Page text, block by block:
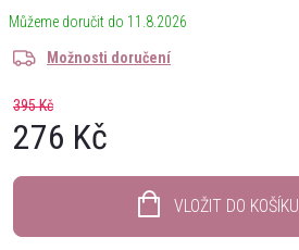
11.8.2026
Možnosti doručení
395 Kč
276 Kč
VLOŽIT DO KOŠÍKU